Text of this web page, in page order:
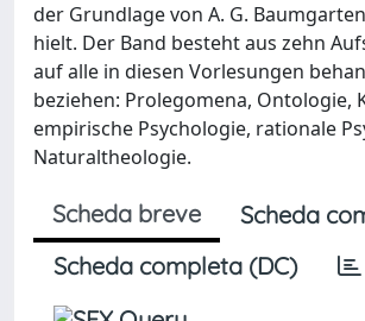
der Grundlage von A. G.
hielt. Der Band besteht aus zehn
auf alle in diesen Vorlesungen
beziehen: Prolegomena, Ontologie,
empirische Psychologie, rationale
Naturaltheologie.
Scheda breve
Scheda
Scheda completa (DC)